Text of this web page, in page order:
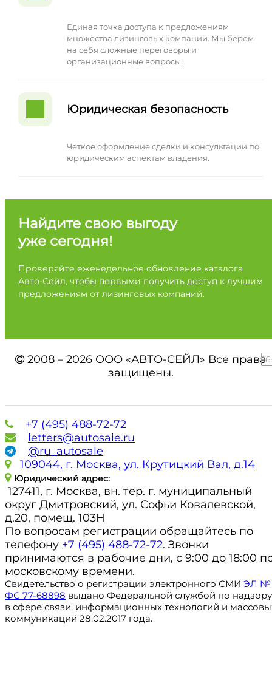
Единая точка доступа к предложениям
множества лизинговых компаний. Мы берем
на себя сложные переговоры и
организационные вопросы.
Юридическая безопасность
Четкое оформление сделки и консультации по
юридическим аспектам владения.
Найдите свою выгоду
уже сегодня!
Проверяйте еженедельное обновление каталога
Авто-Сейл, чтобы первыми получить доступ к лучшим
предложениям от лизинговых компаний.
2008 – 2026 ООО «АВТО-СЕЙЛ» Все права
защищены.
+7 (495) 488-72-72
letters@autosale.ru
@ru_autosale
109044, г. Москва, ул. Крутицкий Вал, д.14
Юридический адрес:
127411, г. Москва, вн. тер. г. муниципальный
округ Дмитровский, ул. Софьи Ковалевской,
д.20, помещ. 103Н
По вопросам регистрации обращайтесь по
телефону +7 (495) 488-72-72. Звонки
принимаются в рабочие дни, с 9:00 до 18:00
московскому времени.
Свидетельство о регистрации электронного СМИ ЭЛ №
ФС 77-68898 выдано Федеральной службой по надзору
в сфере связи, информационных технологий и
коммуникаций 28.02.2017 года.